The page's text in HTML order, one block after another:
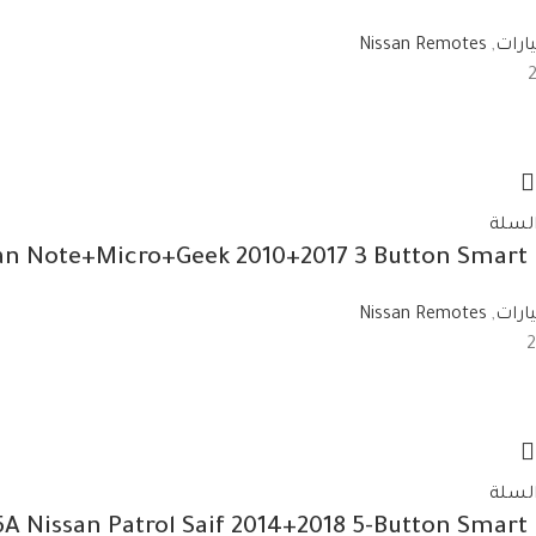
,
Nissan Remotes
Note+Micro+Geek 2010+2017 3 Button
,
Nissan Remotes
Nissan Patrol Saif 2014+2018 5-Button